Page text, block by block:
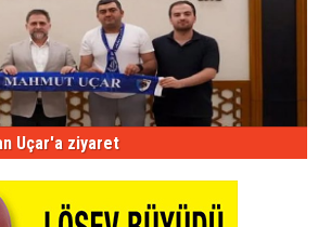
Uçar'a ziyaret